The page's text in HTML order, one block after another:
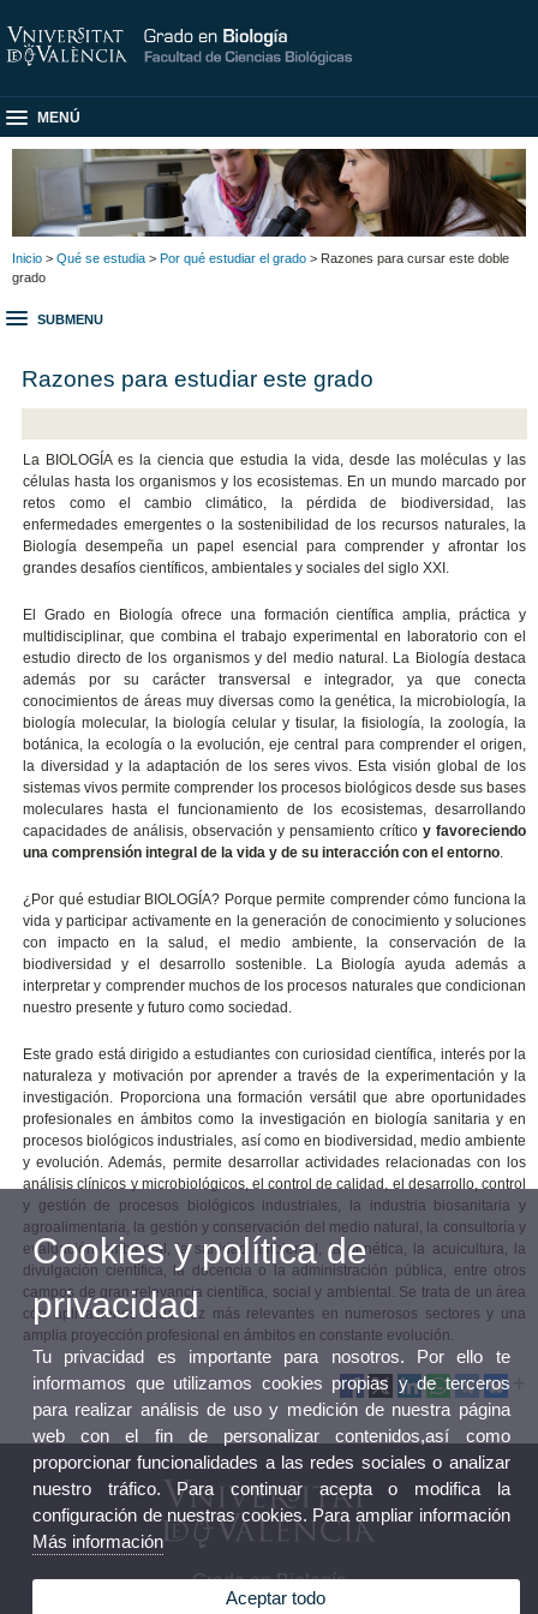
MENÚ
Inicio > Qué se estudia > Por qué estudiar el grado > Razones para cursar este doble
grado
SUBMENU
Razones para estudiar este grado
La BIOLOGÍA es la ciencia que estudia la vida, desde las moléculas y las
células hasta los organismos y los ecosistemas. En un mundo marcado por
retos como el cambio climático, la pérdida de biodiversidad, las
enfermedades emergentes o la sostenibilidad de los recursos naturales, la
Biología desempeña un papel esencial para comprender y afrontar los
grandes desafíos científicos, ambientales y sociales del siglo XXI.
El Grado en Biología ofrece una formación científica amplia, práctica y
multidisciplinar, que combina el trabajo experimental en laboratorio con el
estudio directo de los organismos y del medio natural. La Biología destaca
además por su carácter transversal e integrador, ya que conecta
conocimientos de áreas muy diversas como la genética, la microbiología, la
biología molecular, la biología celular y tisular, la fisiología, la zoología, la
botánica, la ecología o la evolución, eje central para comprender el origen,
la diversidad y la adaptación de los seres vivos. Esta visión global de los
sistemas vivos permite comprender los procesos biológicos desde sus bases
moleculares hasta el funcionamiento de los ecosistemas, desarrollando
capacidades de análisis, observación y pensamiento críticoy favoreciendo
una comprensión integral de la vida y de su interacción con el entorno.
¿Por qué estudiar BIOLOGÍA? Porque permite comprender cómo funciona la
vida y participar activamente en la generación de conocimiento y soluciones
con impacto en la salud, el medio ambiente, la conservación de la
biodiversidad y el desarrollo sostenible. La Biología ayuda además a
interpretar y comprender muchos de los procesos naturales que condicionan
nuestro presente y futuro como sociedad.
Este grado está dirigido a estudiantes con curiosidad científica, interés por la
naturaleza y motivación por aprender a través de la experimentación y la
investigación. Proporciona una formación versátil que abre oportunidades
profesionales en ámbitos como la investigación en biología sanitaria y en
procesos biológicos industriales, así como en biodiversidad, medio ambiente
y evolución. Además, permite desarrollar actividades relacionadas con los
análisis clínicos y microbiológicos, el control de calidad, el desarrollo, control
y gestión de procesos biológicos industriales, la industria biosanitaria y
agroalimentaria, la gestión y conservación del medio natural, la consultoría y
evaluación ambiental, la sanidad ambiental, la genética, la acuicultura, la
divulgación científica, la docencia o la administración pública, entre otros
campos de gran relevancia científica, social y ambiental. Se trata de un área
con aplicaciones cada vez más relevantes en numerosos sectores y una
amplia proyección profesional en ámbitos en constante evolución.
Grado en Biología
Cookies y política de
privacidad
Tu privacidad es importante para nosotros. Por ello te
informamos que utilizamos cookies propias y de terceros
para realizar análisis de uso y medición de nuestra página
web con el fin de personalizar contenidos,así como
proporcionar funcionalidades a las redes sociales o analizar
nuestro tráfico. Para continuar acepta o modifica la
configuración de nuestras cookies. Para ampliar información
Más información
Aceptar todo